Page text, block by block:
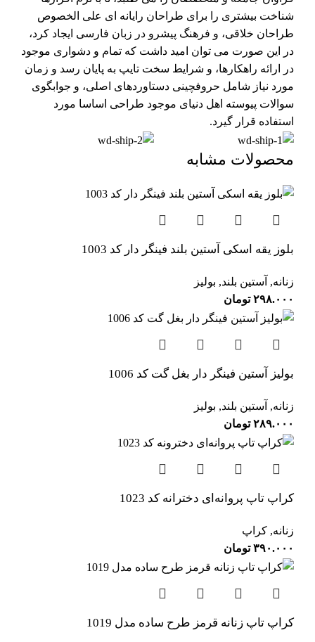
شناخت بیشتری را برای طراحان رایانه ای علی الخصوص
طراحان خلاقی، و فرهنگ پیشرو در زبان فارسی ایجاد کرد،
در این صورت می توان امید داشت که تمام و دشواری موجود
در ارائه راهکارها، و شرایط سخت تایپ به پایان رسد و زمان
مورد نیاز شامل حروفچینی دستاوردهای اصلی، و جوابگوی
سوالات پیوسته اهل دنیای موجود طراحی اساسا مورد
استفاده قرار گیرد.
محصولات مشابه
بلوز یقه اسکی آستین بلند فینگر دار کد 1003
زنانه, آستین بلند, بولیز
۲۹۸.۰۰۰ تومان
بولیز آستین فینگر دار بغل گت کد 1006
زنانه, آستین بلند, بولیز
۲۸۹.۰۰۰ تومان
کراپ تاپ پروانه‌ای دخترانه کد 1023
زنانه, کراپ
۳۹۰.۰۰۰ تومان
کراپ تاپ زنانه قرمز طرح ساده مدل 1019